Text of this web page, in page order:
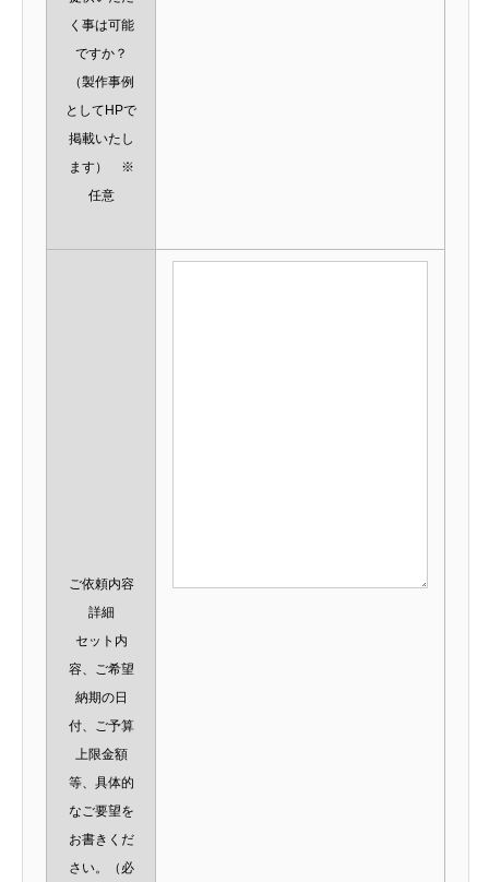
く事は可能
ですか？
（製作事例
としてHPで
掲載いたし
ます） ※
任意
ご依頼内容
詳細
セット内
容、ご希望
納期の日
付、ご予算
上限金額
等、具体的
なご要望を
お書きくだ
さい。
（必